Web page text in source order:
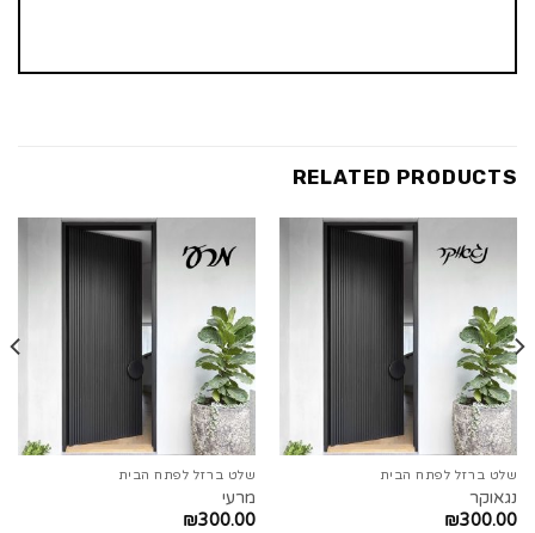
RELATED PRODUCTS
שלט ברזל לפתח הבית
נגאוקר
₪300.00
שלט ברזל לפתח הבית
מרעי
₪300.00